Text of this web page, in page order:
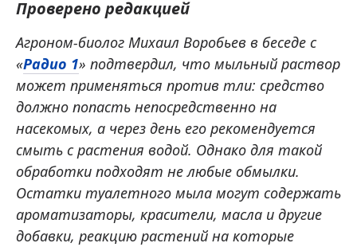
Проверено редакцией
Агроном-биолог Михаил Воробьев в беседе с
«Радио 1» подтвердил, что мыльный раствор
может применяться против тли: средство
должно попасть непосредственно на
насекомых, а через день его рекомендуется
смыть с растения водой. Однако для такой
обработки подходят не любые обмылки.
Остатки туалетного мыла могут содержать
ароматизаторы, красители, масла и другие
добавки, реакцию растений на которые